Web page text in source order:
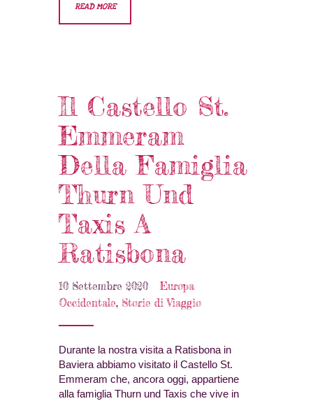
READ MORE
Il Castello St.
Emmeram
Della Famiglia
Thurn Und
Taxis A
Ratisbona
10 Settembre 2020
Europa
Occidentale, Storie di Viaggio
Durante la nostra visita a Ratisbona in
Baviera abbiamo visitato il Castello St.
Emmeram che, ancora oggi, appartiene
alla famiglia Thurn und Taxis che vive in